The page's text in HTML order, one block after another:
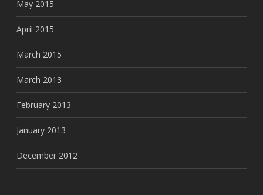
May 2015
April 2015
March 2015
March 2013
February 2013
January 2013
December 2012